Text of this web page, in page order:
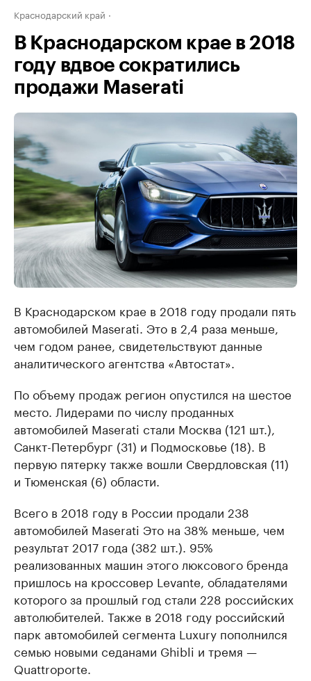
Краснодарский край
В Краснодарском крае в 2018
году вдвое сократились
продажи Maserati
В Краснодарском крае в 2018 году продали пять
автомобилей Maserati. Это в 2,4 раза меньше,
чем годом ранее, свидетельствуют данные
аналитического агентства «Автостат».
По объему продаж регион опустился на шестое
место. Лидерами по числу проданных
автомобилей Maserati стали Москва (121 шт.),
Санкт-Петербург (31) и Подмосковье (18). В
первую пятерку также вошли Свердловская (11)
и Тюменская (6) области.
Всего в 2018 году в России продали 238
автомобилей Maserati Это на 38% меньше, чем
результат 2017 года (382 шт.). 95%
реализованных машин этого люксового бренда
пришлось на кроссовер Levante, обладателями
которого за прошлый год стали 228 российских
автолюбителей. Также в 2018 году российский
парк автомобилей сегмента Luxury пополнился
семью новыми седанами Ghibli и тремя —
Quattroporte.